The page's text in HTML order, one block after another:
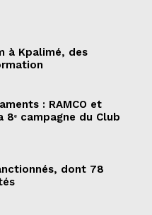
à Kpalimé, des
: RAMCO et
campagne du Club
dont 78